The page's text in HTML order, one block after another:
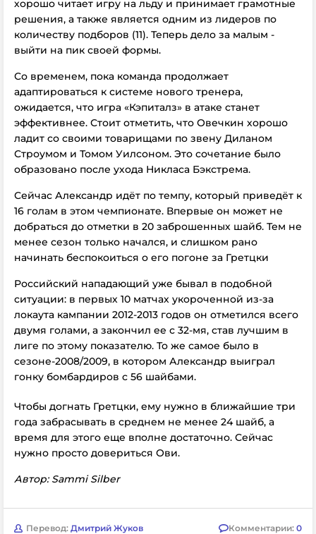
хорошо читает игру на льду и принимает грамотные
решения, а также является одним из лидеров по
количеству подборов (11). Теперь дело за малым -
выйти на пик своей формы.
Со временем, пока команда продолжает
адаптироваться к системе нового тренера,
ожидается, что игра «Кэпиталз» в атаке станет
эффективнее. Стоит отметить, что Овечкин хорошо
ладит со своими товарищами по звену Диланом
Строумом и Томом Уилсоном. Это сочетание было
образовано после ухода Никласа Бэкстрема.
Сейчас Александр идёт по темпу, который приведёт к
16 голам в этом чемпионате. Впервые он может не
добраться до отметки в 20 заброшенных шайб. Тем не
менее сезон только начался, и слишком рано
начинать беспокоиться о его погоне за Гретцки
Российский нападающий уже бывал в подобной
ситуации: в первых 10 матчах укороченной из-за
локаута кампании 2012-2013 годов он отметился всего
двумя голами, а закончил ее с 32-мя, став лучшим в
лиге по этому показателю. То же самое было в
сезоне-2008/2009, в котором Александр выиграл
гонку бомбардиров с 56 шайбами.
Чтобы догнать Гретцки, ему нужно в ближайшие три
года забрасывать в среднем не менее 24 шайб, а
время для этого еще вполне достаточно. Сейчас
нужно просто довериться Ови.
Автор: Sammi Silber
Перевод: Дмитрий Жуков Комментарии: 0